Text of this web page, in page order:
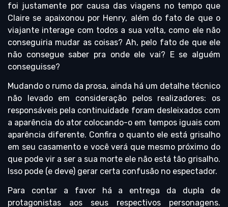
foi justamente por causa das viagens no tempo que
Claire se apaixonou por Henry, além do fato de que o
viajante interage com todos a sua volta, como ele não
conseguiria mudar as coisas? Ah, pelo fato de que ele
não consegue saber pra onde ele vai? E se alguém
conseguisse?
Mudando o rumo da prosa, ainda há um detalhe técnico
não levado em consideração pelos realizadores: os
responsáveis pela continuidade foram desleixados com
a aparência do ator colocando-o em tempos iguais com
aparência diferente. Confira o quanto ele está grisalho
em seu casamento e você verá que mesmo próximo do
que pode vir a ser a sua morte ele não está tão grisalho.
Isso pode (e deve) gerar certa confusão no espectador.
Para contar a favor há a entrega da dupla de
protagonistas aos seus respectivos personagens.